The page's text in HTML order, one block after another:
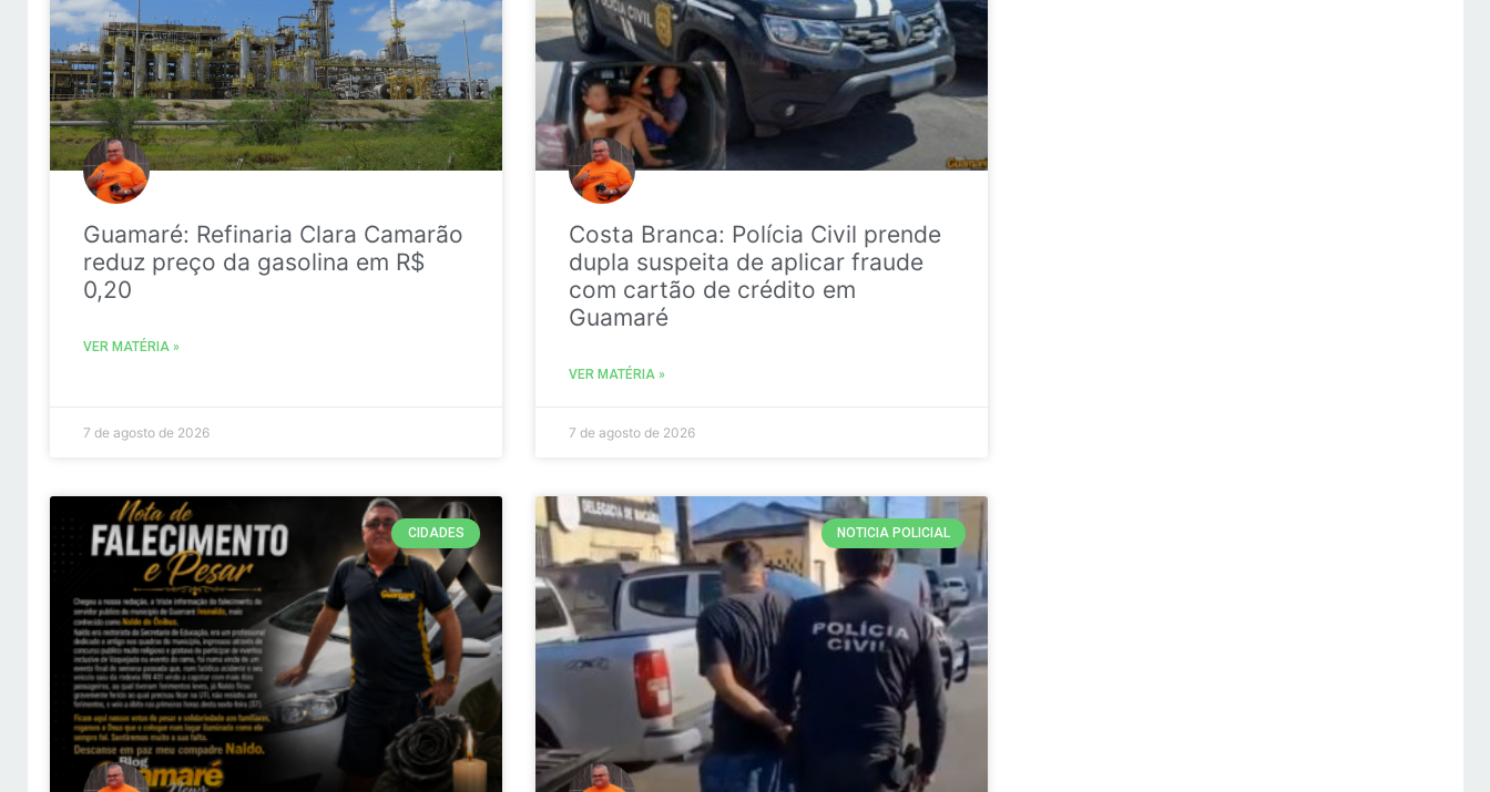
Guamaré: Refinaria Clara Camarão
reduz preço da gasolina em R$
0,20
VER MATÉRIA »
7 de agosto de 2026
Costa Branca: Polícia Civil prende
dupla suspeita de aplicar fraude
com cartão de crédito em
Guamaré
VER MATÉRIA »
7 de agosto de 2026
CIDADES NOTICIA POLICIAL